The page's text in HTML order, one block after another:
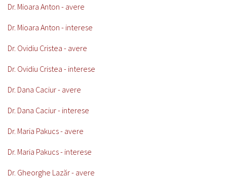
Dr. Mioara Anton - avere
Dr. Mioara Anton - interese
Dr. Ovidiu Cristea - avere
Dr. Ovidiu Cristea - interese
Dr. Dana Caciur - avere
Dr. Dana Caciur - interese
Dr. Maria Pakucs - avere
Dr. Maria Pakucs - interese
Dr. Gheorghe Lazăr - avere